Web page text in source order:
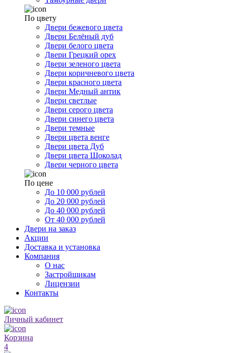
По цвету
Двери бежевого цвета
Двери Белёный дуб
Двери белого цвета
Двери Грецкий орех
Двери зеленого цвета
Двери коричневого цвета
Двери красного цвета
Двери Медный антик
Двери светлые
Двери серого цвета
Двери синего цвета
Двери темные
Двери цвета венге
Двери цвета Дуб
Двери цвета Шоколад
Двери черного цвета
По цене
До 10 000 рублей
До 20 000 рублей
До 40 000 рублей
От 40 000 рублей
Двери на заказ
Акции
Доставка и установка
Компания
О нас
Застройщикам
Лицензии
Контакты
Личный кабинет
Корзина
4